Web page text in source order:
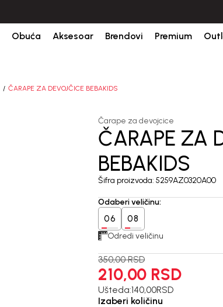
Obuća Aksesoar Brendovi Premium
ČARAPE ZA DEVOJČICE BEBAKIDS
Čarape za devojcice
ČARAPE ZA
BEBAKIDS
Šifra proizvoda: 5259AZ0320A00
Odaberi veličinu:
06 08
Odredi veličinu
350,00 RSD
210,00 RSD
Ušteda:140,00RSD
Izaberi količinu